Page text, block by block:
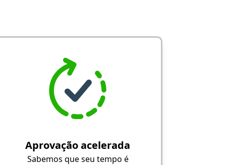
Aprovação acelerada
Sabemos que seu tempo é